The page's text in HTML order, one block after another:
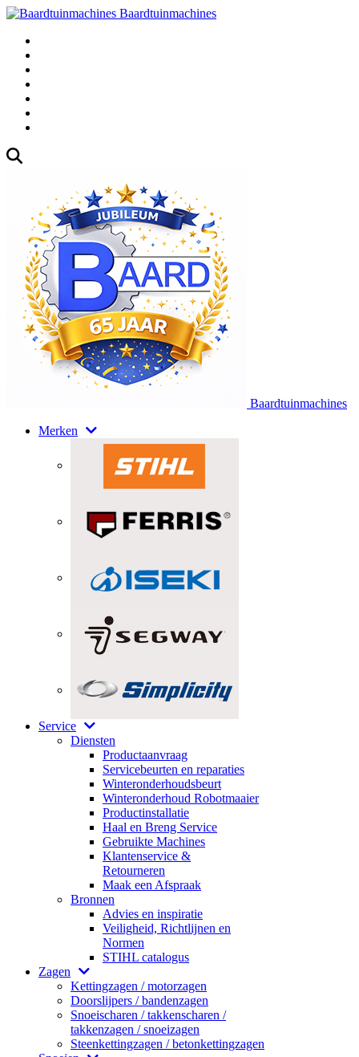
Baardtuinmachines
Baardtuinmachines
Merken
Service
Diensten
Productaanvraag
Servicebeurten en reparaties
Winteronderhoudsbeurt
Winteronderhoud Robotmaaier
Productinstallatie
Haal en Breng Service
Gebruikte Machines
Klantenservice &
Retourneren
Maak een Afspraak
Bronnen
Advies en inspiratie
Veiligheid, Richtlijnen en
Normen
STIHL catalogus
Zagen
Kettingzagen / motorzagen
Doorslijpers / bandenzagen
Snoeischaren / takkenscharen /
takkenzagen / snoeizagen
Steenkettingzagen / betonkettingzagen